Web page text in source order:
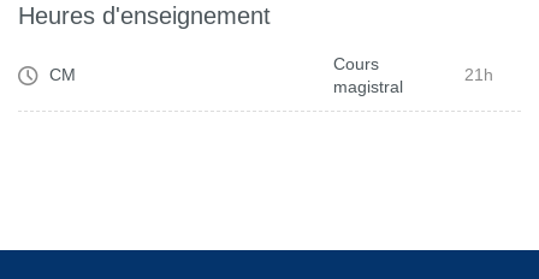
Heures d'enseignement
CM
Cours
magistral
21h